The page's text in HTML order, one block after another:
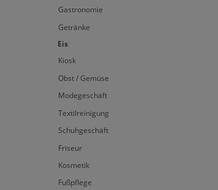
Gastronomie
Getränke
Eis
Kiosk
Obst / Gemüse
Modegeschäft
Textilreinigung
Schuhgeschäft
Friseur
Kosmetik
Fußpflege